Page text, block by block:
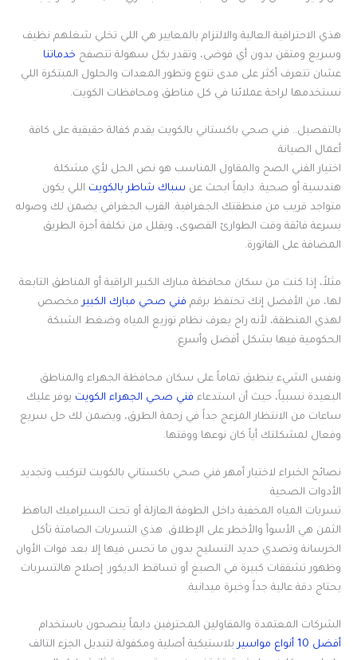
هذي الاحترافية العالية والالتزام بالمعايير هي اللي تخلي شغلهم نظيف
وسريع ومتقن بدون أي فوضى، وتقدر بكل سهولة تتصفح خدماتنا
عشان تتعرف أكثر على مدى تنوع وتطور المعدات والحلول المبتكرة اللي
نستخدمها لراحة عملائنا في كل مناطق ومحافظات الكويت.
بالتفصيل.. فني صحي باكستاني بالكويت يقدم كفالة حقيقية على كافة
أعمال الصيانة
اختيار الفني الصح والمقاول المناسب هو نص الحل لأي مشكلة
هندسية أو صحية. دايماً ابحث عن سباك شاطر بالكويت اللي يكون
متواجد قريب من منطقتك الجغرافية. القرب الجغرافي يضمن لك وصوله
بسرعة فائقة وقت الطوارئ القصوى، ويقلل من تكلفة أجرة الطريق
المضافة على الفاتورة.
مثلاً، إذا كنت من سكان محافظة مبارك الكبير الراقية أو المناطق التابعة
لها، من الأفضل إنك تحتفظ برقم فني صحي مبارك الكبيرمخصص
لهذي المنطقة، لأنه راح يعرف نظام توزيع المياه وضغط الشبكة
الحكومية فيها بشكل أفضل وأسرع.
ونفس الشيء ينطبق تماماً على سكان محافظة الجهراء والمناطق
البعيدة نسبياً، حيث أن استدعاء فني صحي الجهراء الكويت يوفر عليك
ساعات من الانتظار المزعج جداً في زحمة الطرق، ويضمن لك حل سريع
وفعال لمشكلتك أياً كان نوعها ووقتها.
نصائح الخبراء لاختيار أمهر فني صحي باكستاني بالكويت لتركيب وتجديد
الأدوات الصحية
تسربات المياه المخفية داخل الطوفة العازلة أو تحت السيراميك الباهظ
الثمن هي الأسوأ والأخطر على الإطلاق. هذي التسربات الصامتة تأكل
الخرسانة وتصدي حديد التسليح بدون ما تحس فيها إلا بعد فوات الأوان
وظهور تشققات كبيرة في الصبغ أو تساقط الديكور. إصلاح هالتسربات
يحتاج دقة عالية جداً وخبرة ميدانية.
الشركات المعتمدة والمقاولين المحترفين دايماً ينصحون باستخدام
أفضل 10 أنواع مواسير
بلاستيكية أصلية ومكفولة لتبديل الجزء التالف